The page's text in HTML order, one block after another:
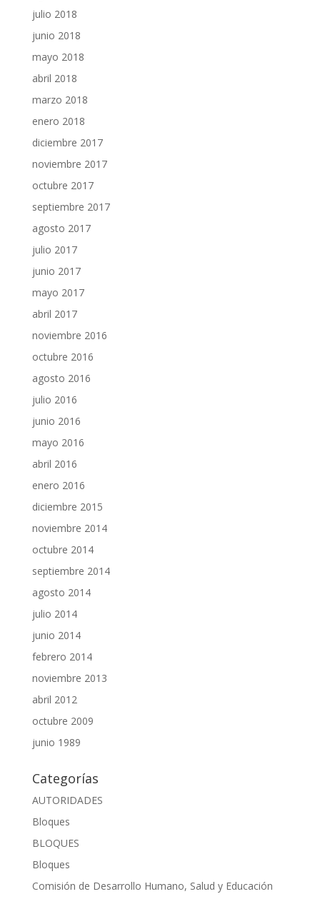
julio 2018
junio 2018
mayo 2018
abril 2018
marzo 2018
enero 2018
diciembre 2017
noviembre 2017
octubre 2017
septiembre 2017
agosto 2017
julio 2017
junio 2017
mayo 2017
abril 2017
noviembre 2016
octubre 2016
agosto 2016
julio 2016
junio 2016
mayo 2016
abril 2016
enero 2016
diciembre 2015
noviembre 2014
octubre 2014
septiembre 2014
agosto 2014
julio 2014
junio 2014
febrero 2014
noviembre 2013
abril 2012
octubre 2009
junio 1989
Categorías
AUTORIDADES
Bloques
BLOQUES
Bloques
Comisión de Desarrollo Humano, Salud y Educación